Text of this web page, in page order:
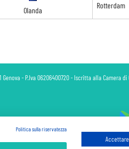
Olanda
Rotterdam
- P.Iva 06206400720 - Iscritta alla Camera di
indicato. I Prezzi si intendono "a partire da" e sono
Politica sulla riservatezza